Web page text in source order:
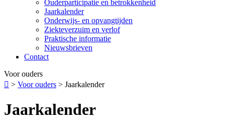
Ouderparticipatie en betrokkenheid
Jaarkalender
Onderwijs- en opvangtijden
Ziekteverzuim en verlof
Praktische informatie
Nieuwsbrieven
Contact
Voor ouders
 > Voor ouders > Jaarkalender
Jaarkalender